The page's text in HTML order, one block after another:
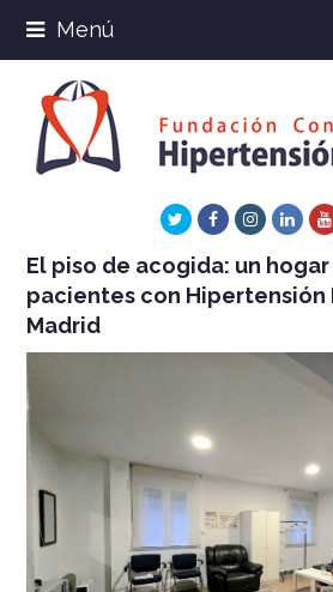
Menú
TwitterFacebookInstagram
El piso de acogida: un
pacientes con Hipertensión
Madrid